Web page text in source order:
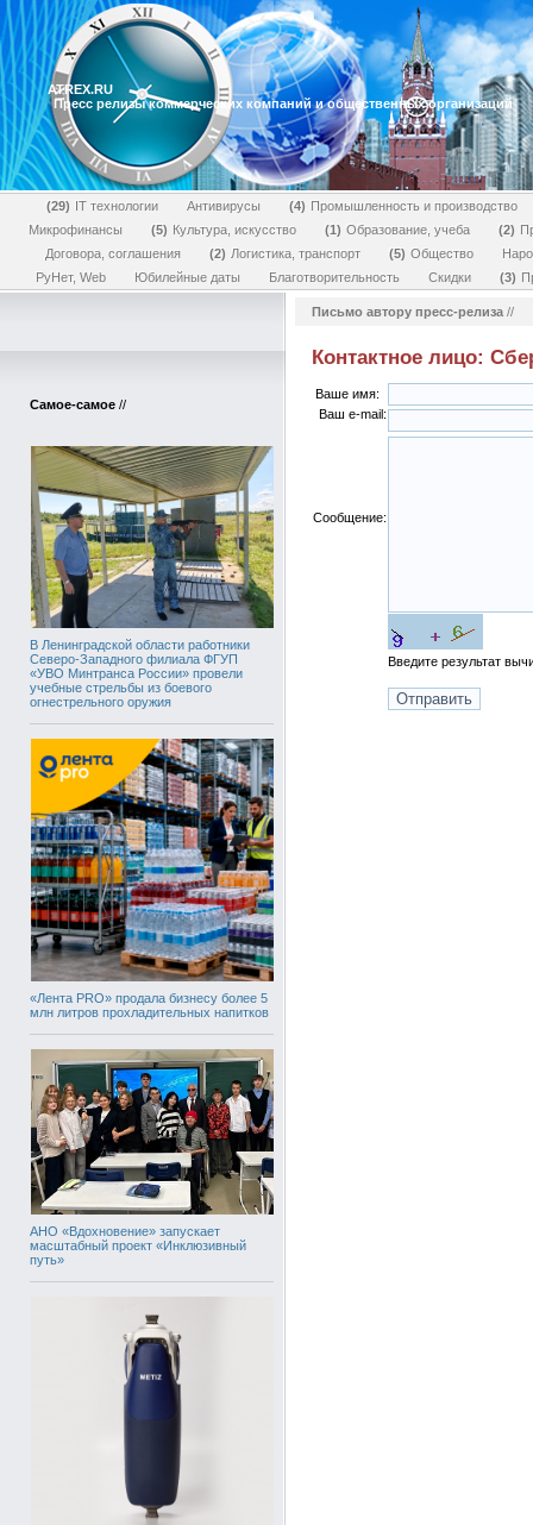
ATREX.RU
Пресс релизы коммерческих компаний и общественных организаций
29 IT технологии Антивирусы 4
Промышленность и производство
Микрофинансы
5 Культура, искусство 1 Образование, учеба 2
Договора, соглашения
2 Логистика, транспорт 5 Общество
РуНет, Web
Юбилейные даты Благотворительность Скидки 3
Самое-самое //
В Ленинградской области работники
Северо-Западного филиала ФГУП
«УВО Минтранса России» провели
учебные стрельбы из боевого
огнестрельного оружия
«Лента PRO» продала бизнесу более 5
млн литров прохладительных напитков
АНО «Вдохновение» запускает
масштабный проект «Инклюзивный
путь»
Письмо автору пресс-релиза //
Контактное лицо:
Ваше имя:
Ваш e-mail:
Сообщение:
Введите результат